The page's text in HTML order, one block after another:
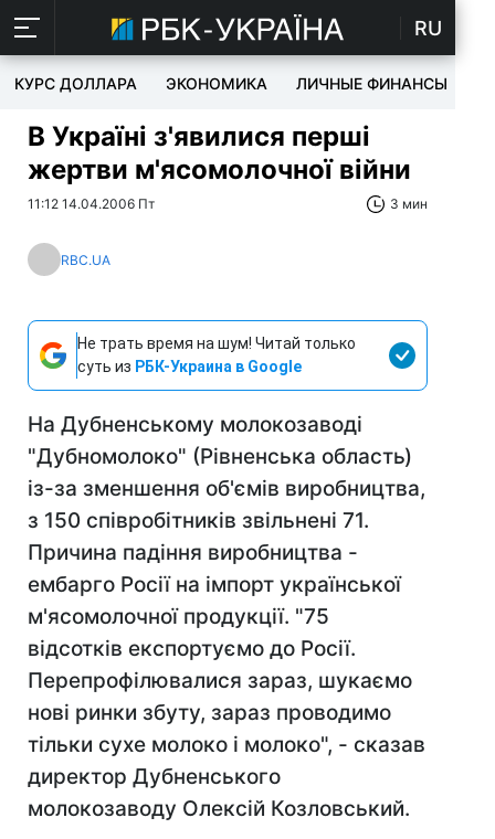
RU
КУРС ДОЛЛАРА ЭКОНОМИКА ЛИЧНЫЕ ФИНАНСЫ
В Україні з'явилися перші
жертви м'ясомолочної війни
11:12 14.04.2006 Пт 3 мин
RBC.UA
Не трать время на шум! Читай только
суть из РБК-Украина в Google
На Дубненському молокозаводі
"Дубномолоко" (Рівненська область)
із-за зменшення об'ємів виробництва,
з 150 співробітників звільнені 71.
Причина падіння виробництва -
ембарго Росії на імпорт української
м'ясомолочної продукції. "75
відсотків експортуємо до Росії.
Перепрофілювалися зараз, шукаємо
нові ринки збуту, зараз проводимо
тільки сухе молоко і молоко", - сказав
директор Дубненського
молокозаводу Олексій Козловський.